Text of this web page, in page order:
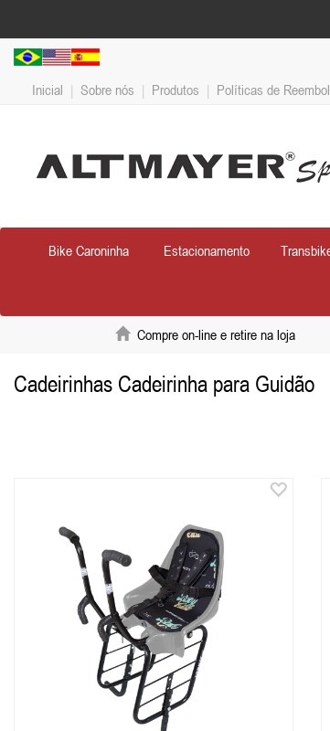
Inicial | Sobre nós | Produtos | Políticas de
Bike Caroninha Estacionamento
Compre on-line e retire na loja
Cadeirinhas Cadeirinha para Guidão